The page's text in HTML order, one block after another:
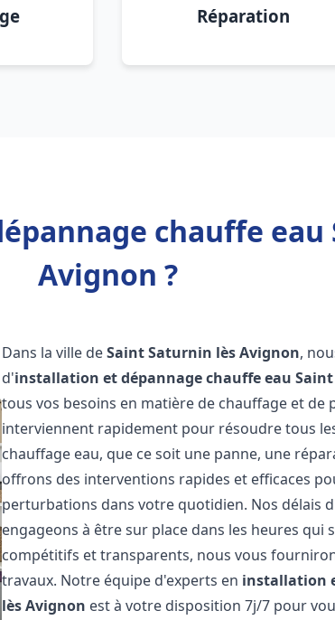
Réparation
chauffe
Avignon ?
Dans la ville deSaint Saturnin lès Avignon,
d'installation et dépannage chauffe eau
tous vos besoins en matière de chauffage et
interviennent rapidement pour résoudre tous
chauffage eau, que ce soit une panne, une
offrons des interventions rapides et efficaces
perturbations dans votre quotidien. Nos délais
engageons à être sur place dans les heures
compétitifs et transparents, nous vous
travaux. Notre équipe d'experts en installation
lès Avignon est à votre disposition 7j/7 pour